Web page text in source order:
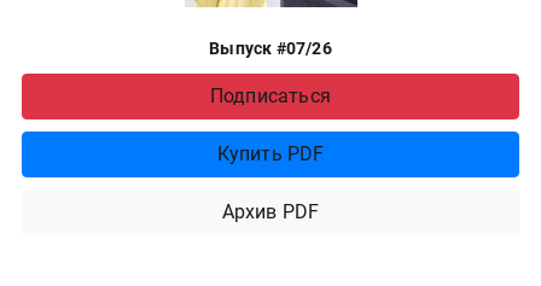
Выпуск #07/26
Подписаться
Купить PDF
Архив PDF